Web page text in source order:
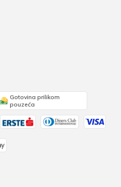
Gotovina prilikom
pouzeća